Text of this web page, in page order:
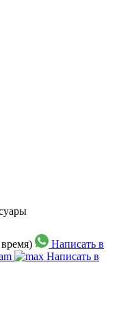
Написать в
Написать в